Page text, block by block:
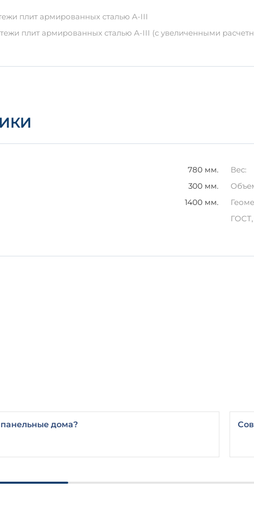
бетон и арматура обеспечивают длительный срок
устойчивость к механическим повреждениям и
соотношение цены и качества.
использовать специализированные средства, которые
плит армированных сталью А-III
плит армированных сталью А-III (с увеличенными
780 мм.
300 мм.
1400 мм.
Вес:
дома?